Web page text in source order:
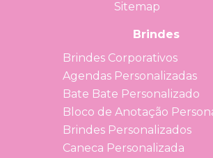
Sitemap
Brindes
Brindes Corporativos
Agendas Personalizadas
Bate Bate Personalizado
Bloco de Anotação
Brindes Personalizados
Caneca Personalizada